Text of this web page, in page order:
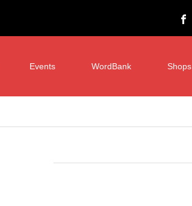
Events WordBank Shops